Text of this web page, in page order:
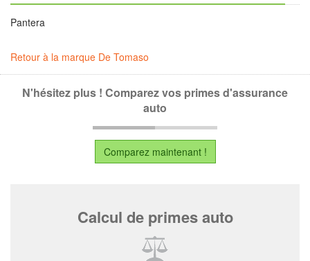
Pantera
Retour à la marque De Tomaso
N'hésitez plus ! Comparez vos primes d'assurance
auto
Comparez maintenant !
Calcul de primes auto